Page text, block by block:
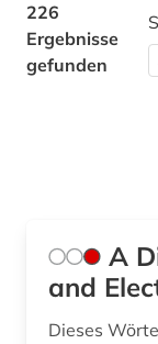
china (1)
226
Ergebnisse
gefunden
A
and
Dieses